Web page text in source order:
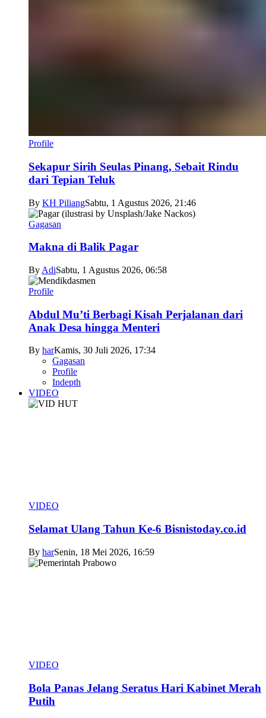
Profile
Sekapur Sirih Seulas Pinang, Sebait Rindu
dari Tepian Teluk
By KH PiliangSabtu, 1 Agustus 2026, 21:46
Gagasan
Makna di Balik Pagar
By AdiSabtu, 1 Agustus 2026, 06:58
Profile
Abdul Mu’ti Berbagi Kisah Perjalanan dari
Anak Desa hingga Menteri
By harKamis, 30 Juli 2026, 17:34
Gagasan
Profile
Indepth
VIDEO
VIDEO
Selamat Ulang Tahun Ke-6 Bisnistoday.co.id
By harSenin, 18 Mei 2026, 16:59
VIDEO
Bola Panas Jelang Seratus Hari Kabinet Merah
Putih